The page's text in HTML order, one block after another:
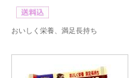
おいしく栄養、満足長持ち